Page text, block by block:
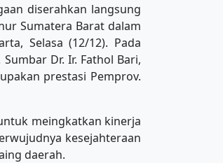
diserahkan langsung
Sumatera Barat dalam
Selasa (12/12). Pada
Dr. Ir. Fathol Bari,
prestasi Pemprov.
meingkatkan kinerja
kesejahteraan
daerah.